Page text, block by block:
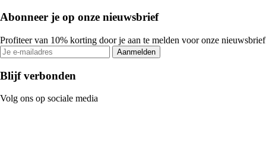
Abonneer je op onze nieuwsbrief
Profiteer van 10% korting door je aan te melden voor onze nieuwsbrief
Aanmelden
Blijf verbonden
Volg ons op sociale media